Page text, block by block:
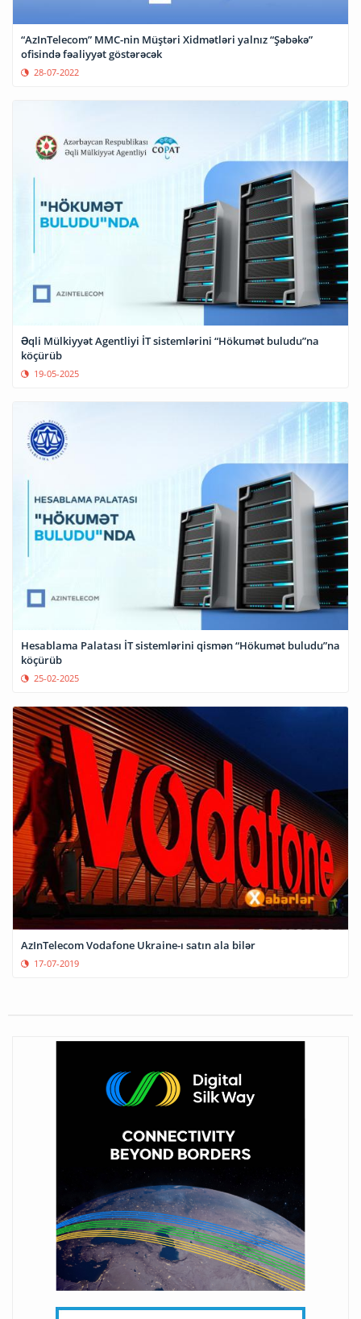
“AzInTelecom” MMC-nin Müştəri Xidmətləri yalnız “Şəbəkə”
ofisində fəaliyyət göstərəcək
28-07-2022
Əqli Mülkiyyət Agentliyi İT sistemlərini “Hökumət buludu”na
köçürüb
19-05-2025
Hesablama Palatası İT sistemlərini qismən “Hökumət buludu”na
köçürüb
25-02-2025
AzInTelecom Vodafone Ukraine-ı satın ala bilər
17-07-2019